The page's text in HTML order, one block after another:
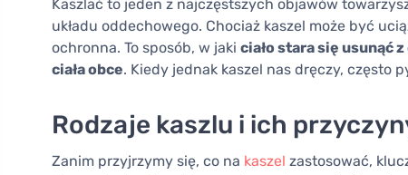
Kaszlać to jeden z najczęstszych objawów
układu oddechowego. Chociaż kaszel może być
ochronna. To sposób, w jaki ciało stara się usunąć
ciała obce. Kiedy jednak kaszel nas dręczy, często
Rodzaje kaszlu i ich
Zanim przyjrzymy się, co na kaszel zastosować,